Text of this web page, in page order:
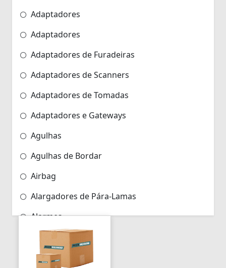
Adaptadores
Adaptadores
Adaptadores de Furadeiras
Adaptadores de Scanners
Adaptadores de Tomadas
Adaptadores e Gateways
Agulhas
Agulhas de Bordar
Airbag
Alargadores de Pára-Lamas
Alarmes
Alarmes para Motos
Algemas